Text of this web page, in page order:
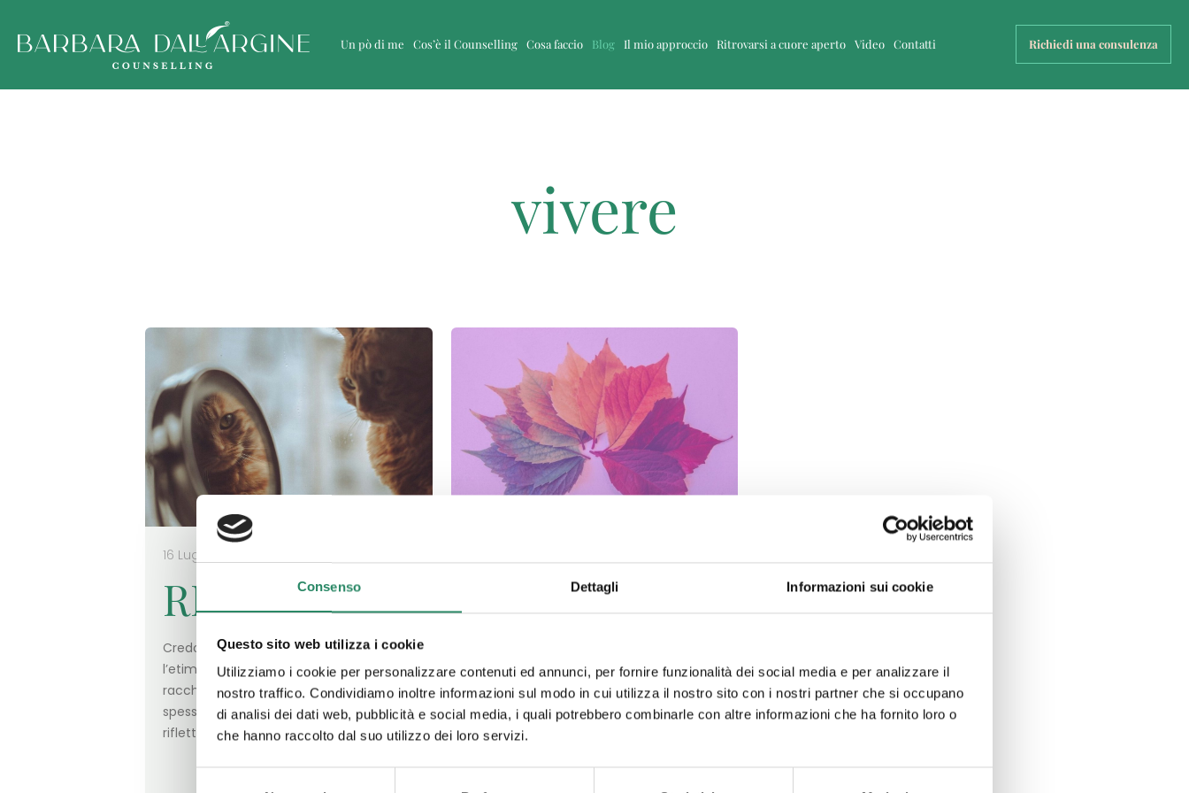
Consenso Dettagli Informazioni sui cookie
Questo sito web utilizza i cookie
Utilizziamo i cookie per personalizzare contenuti ed annunci, per fornire funzionalità dei social media e per analizzare il
nostro traffico. Condividiamo inoltre informazioni sul modo in cui utilizza il nostro sito con i nostri partner che si occupano
di analisi dei dati web, pubblicità e social media, i quali potrebbero combinarle con altre informazioni che ha fornito loro o
che hanno raccolto dal suo utilizzo dei loro servizi.
Un pò di me Cos’è il Counselling Cosa faccio Blog Il mio approccio Ritrovarsi a cuore aperto Video Contatti Richiedi una consulenza
vivere
16 Luglio 2025
RISPETTO
Credo sia illuminante conoscere
l’etimologia dei termini, perché in essa è
racchiuso un significato profondo che
spesso ignoriamo. Ed eccomi qui a
riflettere sull’importanza della parola[…]
Un Divagare
di cuore tra
le stagioni
della vita